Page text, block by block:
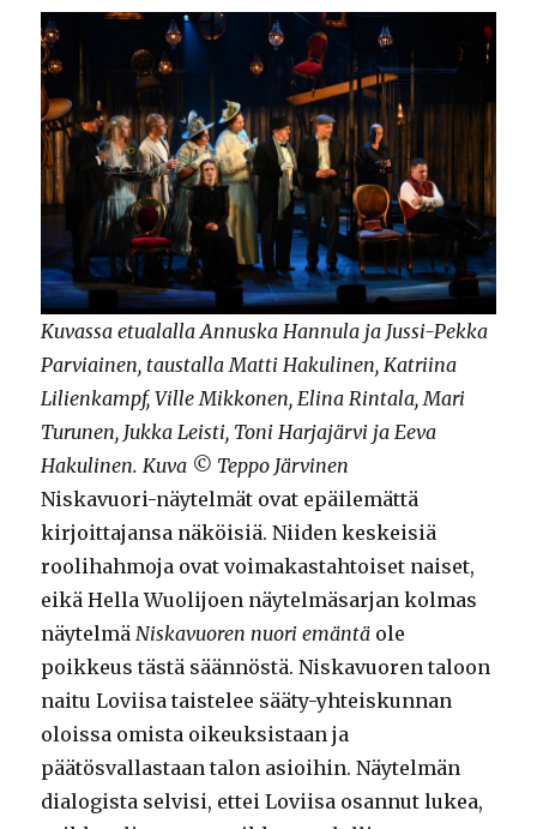
Kuvassa etualalla Annuska Hannula ja Jussi-Pekka
Parviainen, taustalla Matti Hakulinen, Katriina
Lilienkampf, Ville Mikkonen, Elina Rintala, Mari
Turunen, Jukka Leisti, Toni Harjajärvi ja Eeva
Hakulinen. Kuva © Teppo Järvinen
Niskavuori-näytelmät ovat epäilemättä
kirjoittajansa näköisiä. Niiden keskeisiä
roolihahmoja ovat voimakastahtoiset naiset,
eikä Hella Wuolijoen näytelmäsarjan kolmas
näytelmäNiskavuoren nuori emäntä ole
poikkeus tästä säännöstä. Niskavuoren taloon
naitu Loviisa taistelee sääty-yhteiskunnan
oloissa omista oikeuksistaan ja
päätösvallastaan talon asioihin. Näytelmän
dialogista selvisi, ettei Loviisa osannut lukea,